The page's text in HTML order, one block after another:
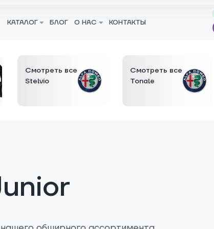
КАТАЛОГ БЛОГ О НАС КОНТАКТЫ
Смотреть все
Stelvio
Смотреть все
Tonale